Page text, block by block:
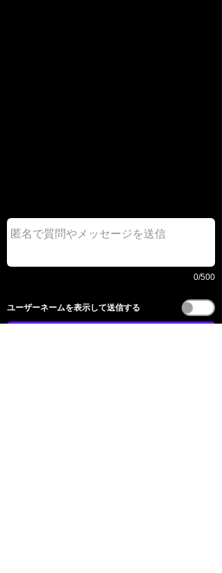
0/500
​ユーザーネームを表示して送信する